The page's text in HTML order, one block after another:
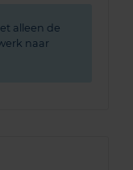
alleen de
naar